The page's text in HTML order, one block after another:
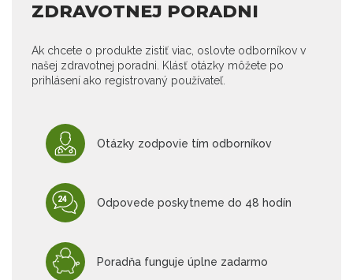
ZDRAVOTNEJ PORADNI
Ak chcete o produkte zistiť viac, oslovte odborníkov v
našej zdravotnej poradni. Klásť otázky môžete po
prihlásení ako registrovaný používateľ.
Otázky zodpovie tím odborníkov
Odpovede poskytneme do 48 hodín
Poradňa funguje úplne zadarmo